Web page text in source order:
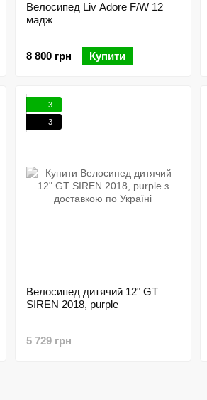
Велосипед Liv Adore F/W 12
мадж
8 800 грн Купити
3
3
Велосипед дитячий 12" GT
SIREN 2018, purple
5 729 грн